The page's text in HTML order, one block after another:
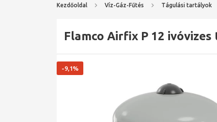
Kezdőoldal Víz-Gáz-Fűtés Tágulási tartályok
Flamco Airfix P 12
-9,1%